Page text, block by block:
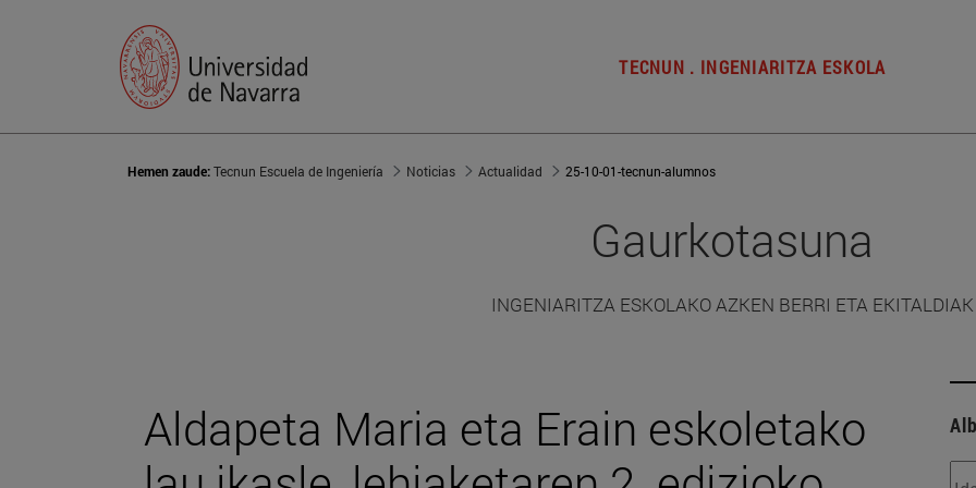
TECNUN . INGENIARITZA ESKOLA
Hemen zaude:Tecnun Escuela de Ingeniería Noticias Actualidad 25-10-01-tecnun-alumnos
Gaurkotasuna
INGENIARITZA ESKOLAKO AZKEN BERRI ETA EKITALDIAK
Aldapeta Maria eta Erain eskoletako